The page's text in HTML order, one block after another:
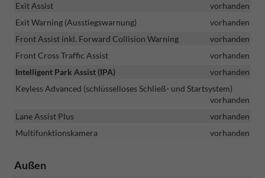
Exit Assist
vorhanden
Exit Warning (Ausstiegswarnung)
vorhanden
Front Assist inkl. Forward Collision Warning
vorhanden
Front Cross Traffic Assist
vorhanden
Intelligent Park Assist (IPA)
vorhanden
Keyless Advanced (schlüsselloses Schließ- und Startsystem)
vorhanden
Lane Assist Plus
vorhanden
Multifunktionskamera
vorhanden
Außen